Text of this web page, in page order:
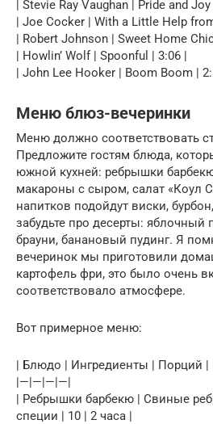
| Stevie Ray Vaughan | Pride and Joy
| Joe Cocker | With a Little Help
| Robert Johnson | Sweet Home
| Howlin’ Wolf | Spoonful | 3:06 |
| John Lee Hooker | Boom Boom |
Меню блюз-вечеринки
Меню должно соответствовать
Предложите гостям блюда,
южной кухней: ребрышки
макароны с сыром, салат «Коул
напитков подойдут виски,
забудьте про десерты:
брауни, банановый пудинг. Я
вечеринок мы приготовили
картофель фри, это было очень
соответствовало атмосфере.
Вот примерное меню:
| Блюдо | Ингредиенты | Порций |
|—|—|—|—|
| Ребрышки барбекю | Свиные
специи | 10 | 2 часа |